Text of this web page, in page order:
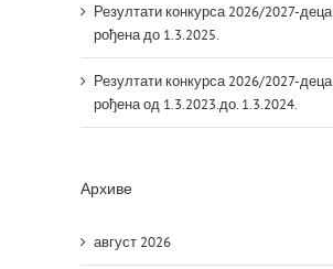
Резултати конкурса 2026/2027-деца
рођена до 1.3.2025.
Резултати конкурса 2026/2027-деца
рођена од 1.3.2023.до. 1.3.2024.
Архиве
август 2026